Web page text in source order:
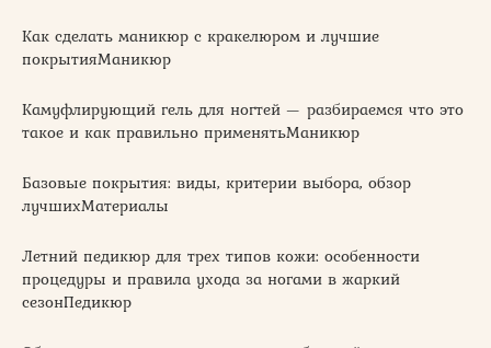
Как сделать маникюр с кракелюром и лучшие
покрытияМаникюр
Камуфлирующий гель для ногтей — разбираемся что это
такое и как правильно применятьМаникюр
Базовые покрытия: виды, критерии выбора, обзор
лучшихМатериалы
Летний педикюр для трех типов кожи: особенности
процедуры и правила ухода за ногами в жаркий
сезонПедикюр